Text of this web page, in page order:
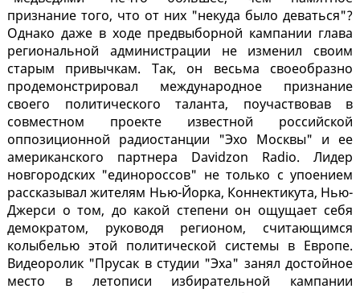
признание того, что от них "некуда было деваться"?
Однако даже в ходе предвыборной кампании глава
региональной администрации не изменил своим
старым привычкам. Так, он весьма своеобразно
продемонстрировал международное признание
своего политического таланта, поучаствовав в
совместном проекте известной российской
оппозиционной радиостанции "Эхо Москвы" и ее
американского партнера Davidzon Radio. Лидер
новгородских "единороссов" не только с упоением
рассказывал жителям Нью-Йорка, Коннектикута, Нью-
Джерси о том, до какой степени он ощущает себя
демократом, руководя регионом, считающимся
колыбелью этой политической системы в Европе.
Видеоролик "Прусак в студии "Эха" занял достойное
место в летописи избирательной кампании